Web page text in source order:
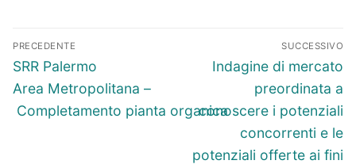
Navigazione
articoli
PRECEDENTE
Articolo
precedente:
SRR Palermo
Area Metropolitana –
Completamento pianta organica
SUCCESSIVO
Articolo
successivo:
Indagine di mercato
preordinata a
conoscere i potenziali
concorrenti e le
potenziali offerte ai fini